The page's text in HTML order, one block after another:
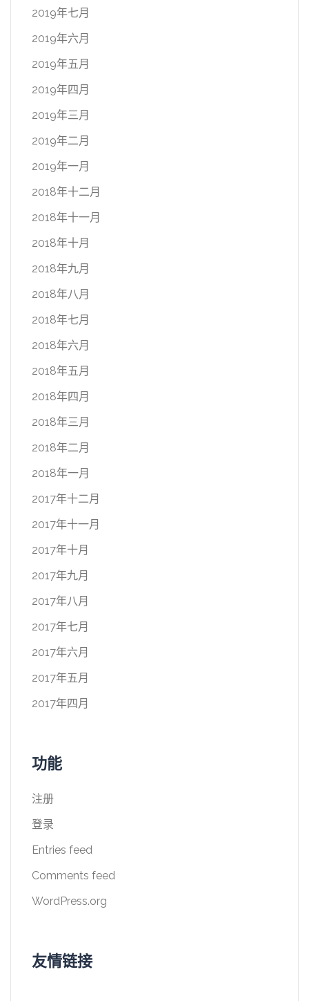
2019年七月
2019年六月
2019年五月
2019年四月
2019年三月
2019年二月
2019年一月
2018年十二月
2018年十一月
2018年十月
2018年九月
2018年八月
2018年七月
2018年六月
2018年五月
2018年四月
2018年三月
2018年二月
2018年一月
2017年十二月
2017年十一月
2017年十月
2017年九月
2017年八月
2017年七月
2017年六月
2017年五月
2017年四月
功能
注册
登录
Entries feed
Comments feed
WordPress.org
友情链接